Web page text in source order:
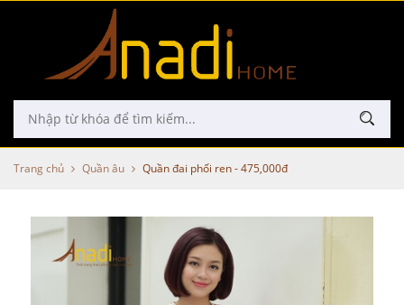
Trang chủ Quần âu Quần đai phối ren - 475,000đ